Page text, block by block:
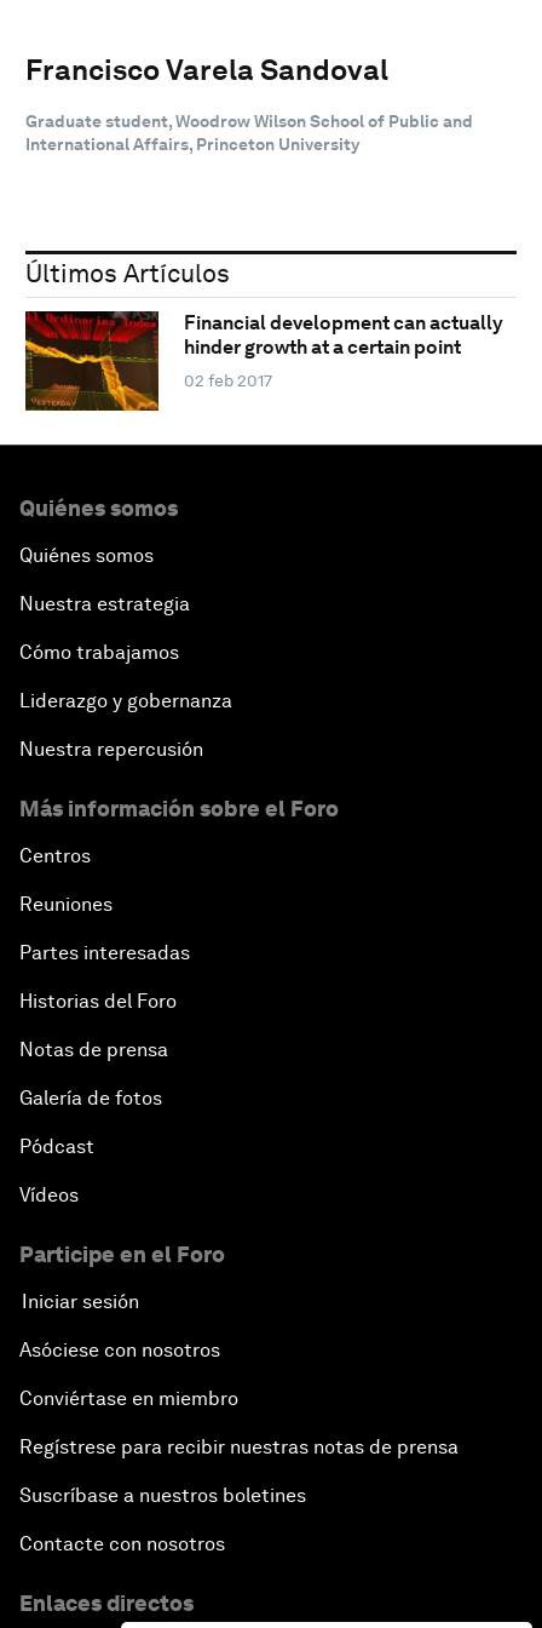
Francisco Varela Sandoval
Graduate student, Woodrow Wilson School of Public and
International Affairs, Princeton University
Últimos Artículos
Financial development can actually
hinder growth at a certain point
02 feb 2017
Quiénes somos
Quiénes somos
Nuestra estrategia
Cómo trabajamos
Liderazgo y gobernanza
Nuestra repercusión
Más información sobre el Foro
Centros
Reuniones
Partes interesadas
Historias del Foro
Notas de prensa
Galería de fotos
Pódcast
Vídeos
Participe en el Foro
Iniciar sesión
Asóciese con nosotros
Conviértase en miembro
Regístrese para recibir nuestras notas de prensa
Suscríbase a nuestros boletines
Contacte con nosotros
Enlaces directos